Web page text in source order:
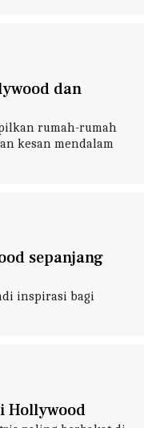
dan
rumah-rumah
kesan mendalam
sepanjang
inspirasi bagi
Hollywood